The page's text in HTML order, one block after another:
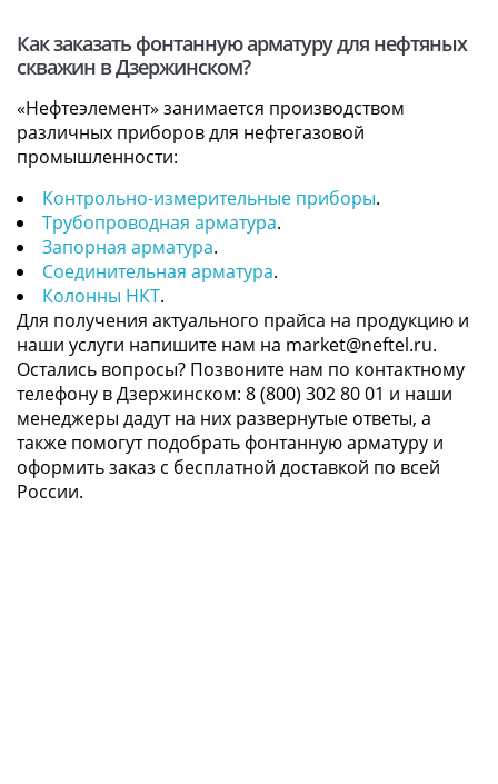
Как заказать фонтанную арматуру для нефтяных
скважин в Дзержинском?
«Нефтеэлемент» занимается производством
различных приборов для нефтегазовой
промышленности:
Контрольно-измерительные приборы.
Трубопроводная арматура.
Запорная арматура.
Соединительная арматура.
Колонны НКТ.
Для получения актуального прайса на продукцию и
наши услуги напишите нам на market@neftel.ru.
Остались вопросы? Позвоните нам по контактному
телефону в Дзержинском: 8 (800) 302 80 01 и наши
менеджеры дадут на них развернутые ответы, а
также помогут подобрать фонтанную арматуру и
оформить заказ с бесплатной доставкой по всей
России.